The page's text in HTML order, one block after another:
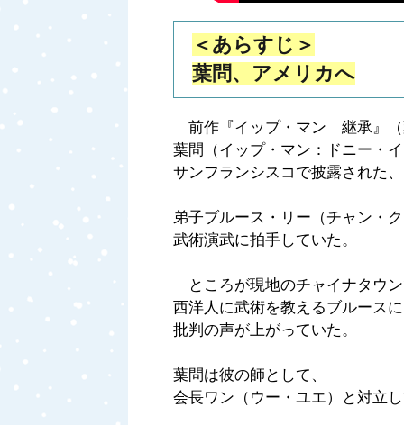
＜あらすじ＞
葉問、アメリカへ
前作『イップ・マン 継承』（
葉問（イップ・マン：ドニー・
サンフランシスコで披露された、
弟子ブルース・リー（チャン・
武術演武に拍手していた。
ところが現地のチャイナタウ
西洋人に武術を教えるブルースに
批判の声が上がっていた。
葉問は彼の師として、
会長ワン（ウー・ユエ）と対立